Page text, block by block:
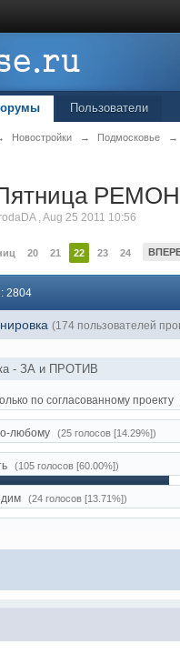
Пользователи
Новостройки → Подмосковье →
,Aug 25 2011 10:56
20 21 22 23 24
2804
(174 пользователей
- ЗА и ПРОТИВ
по согласованному проекту
любому (25 голосов [14.29%])
(105 голосов [60.00%])
(24 голосов [13.71%])